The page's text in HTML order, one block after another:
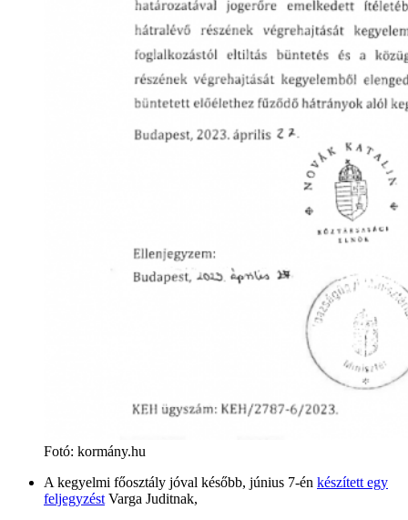
Fotó: kormány.hu
A kegyelmi főosztály jóval később, június 7-én készített egy
feljegyzést Varga Juditnak,